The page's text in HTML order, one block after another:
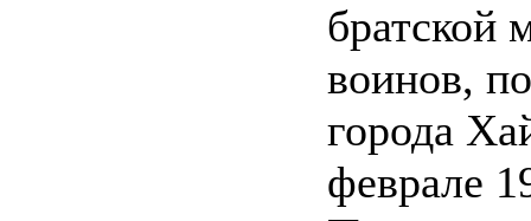
братской
воинов,
города
феврале